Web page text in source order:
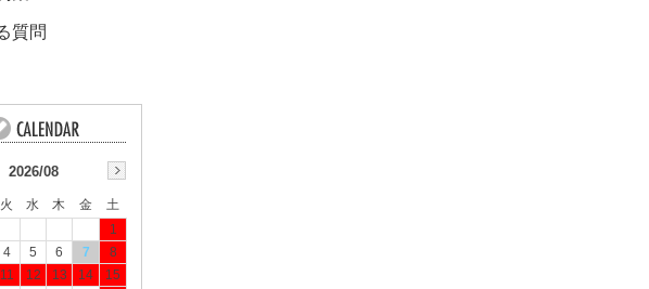
2026/08
火 水 木 金
土
1
4 5 6 7
8
11 12 13 14
15